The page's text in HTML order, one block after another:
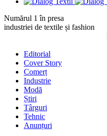
Numărul 1 în presa
industriei de textile și fashion
Editorial
Cover Story
Comerț
Industrie
Modă
Știri
Târguri
Tehnic
Anunțuri